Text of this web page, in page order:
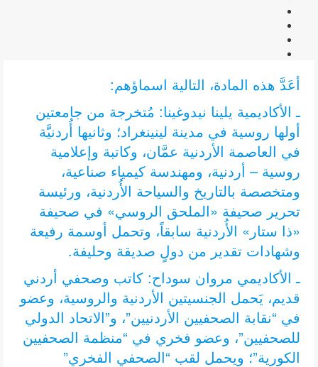
أعَدَّ هذه المادة، التالية اسماؤهم:
ـ الأكاديمية يلينا نيدوغينا: مُتخرجة من جامعتين
أولها روسية في مدينة لينينغراد؛ وثانيها أُردنيَّة
في العاصمة الأردنية عمَّان، وكاتبة وإعلامية
روسية – أردنية، ومهندسة كيمياء صناعية،
ومتخصصة بالتاريخ والسياحة الأُردنية، ورئيسة
تحرير صحيفة «الملحق الروسي» في صحيفة
«ذا ستار» الأُردنية سابقاً، وتحمل أوسمة رفيعة
وشهادات تقدير من دولٍ صديقة وحليفة.
ـ الأكاديمي مروان سوداح: كاتب وصحفي أردني
قديم، يَحمل الجنسيتين الأردنية والروسية، وعضو
في “نقابة الصحفيين الأردنيين”، و”الاتحاد الدولي
للصحفيين”، وعضو فخري في “منظمة الصحفيين
الكورية”؛ ويحمل لقب “الصحفي الفخري”